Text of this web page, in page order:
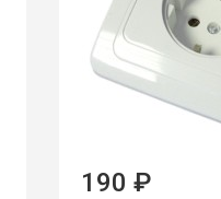
190 ₽